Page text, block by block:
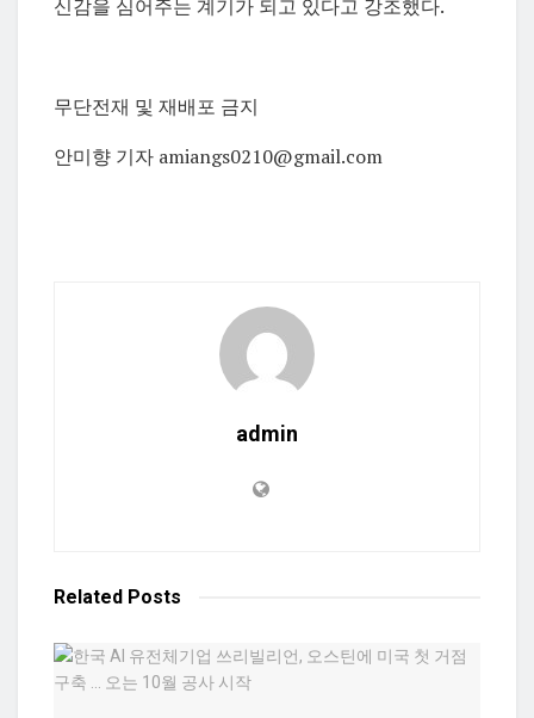
신감을 심어주는 계기가 되고 있다고 강조했다.
무단전재 및 재배포 금지
안미향 기자 amiangs0210@gmail.com
admin
Related Posts